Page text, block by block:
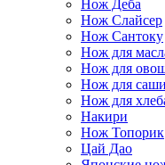
Нож Деба
Нож Слайсер
Нож Сантоку
Нож для
Нож для
Нож для
Нож для
Накири
Нож Топорик
Цай Дао